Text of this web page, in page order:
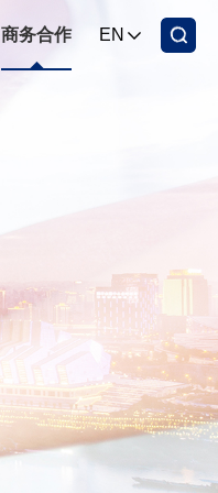
EN
商务合作